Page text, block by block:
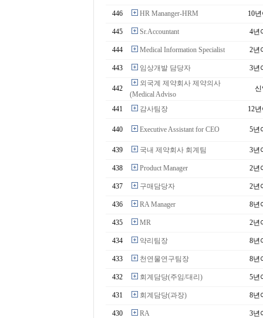
446 HR Mananger-HRM 10
445 Sr.Accountant 4년
444 Medical Information Specialist 2년
443 임상개발 담당자 3년
442
외국계 제약회사 제약의사
(Medical Adviso
441 감사팀장 12
440 Executive Assistant for CEO 5년
439 국내 제약회사 회계팀 3년
438 Product Manager 2년
437 구매담당자 2년
436 RA Manager 8년
435 MR 2년
434 약리팀장 8년
433 천연물연구팀장 8년
432 회계담당(주임/대리) 5년
431 회계담당(과장) 8년
430 RA 3년